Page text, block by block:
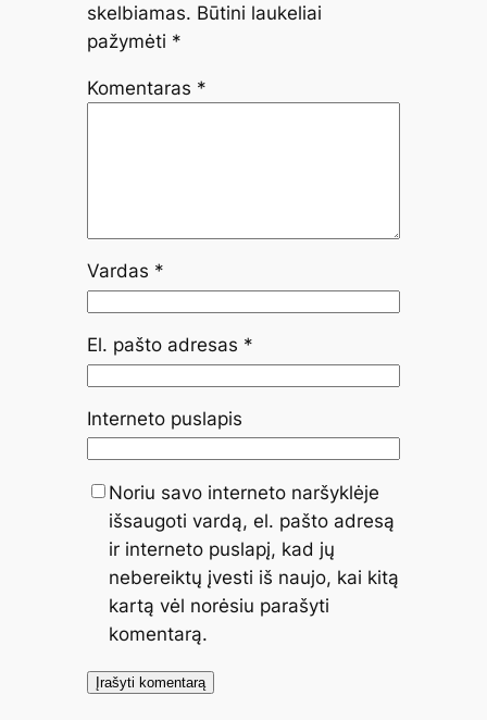
skelbiamas. Būtini laukeliai
pažymėti *
Komentaras *
Vardas *
El. pašto adresas *
Interneto puslapis
Noriu savo interneto naršyklėje
išsaugoti vardą, el. pašto adresą
ir interneto puslapį, kad jų
nebereiktų įvesti iš naujo, kai kitą
kartą vėl norėsiu parašyti
komentarą.